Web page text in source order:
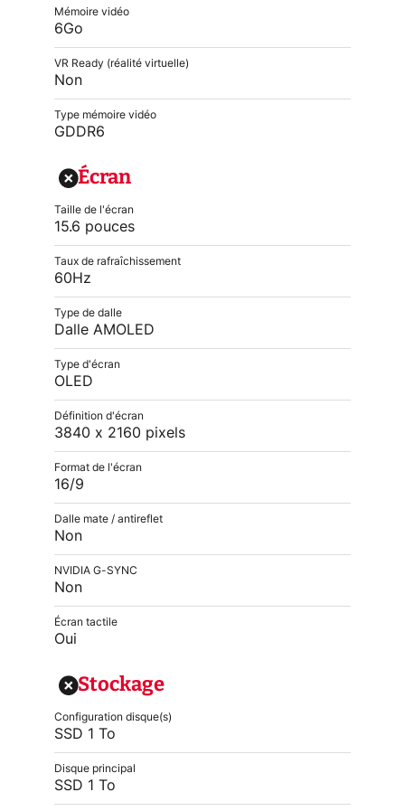
Mémoire vidéo
6Go
VR Ready (réalité virtuelle)
Non
Type mémoire vidéo
GDDR6
Écran
Taille de l'écran
15.6 pouces
Taux de rafraîchissement
60Hz
Type de dalle
Dalle AMOLED
Type d'écran
OLED
Définition d'écran
3840 x 2160 pixels
Format de l'écran
16/9
Dalle mate / antireflet
Non
NVIDIA G-SYNC
Non
Écran tactile
Oui
Stockage
Configuration disque(s)
SSD 1 To
Disque principal
SSD 1 To